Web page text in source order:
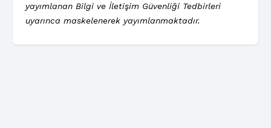
yayımlanan Bilgi ve İletişim Güvenliği Tedbirleri
uyarınca maskelenerek yayımlanmaktadır.